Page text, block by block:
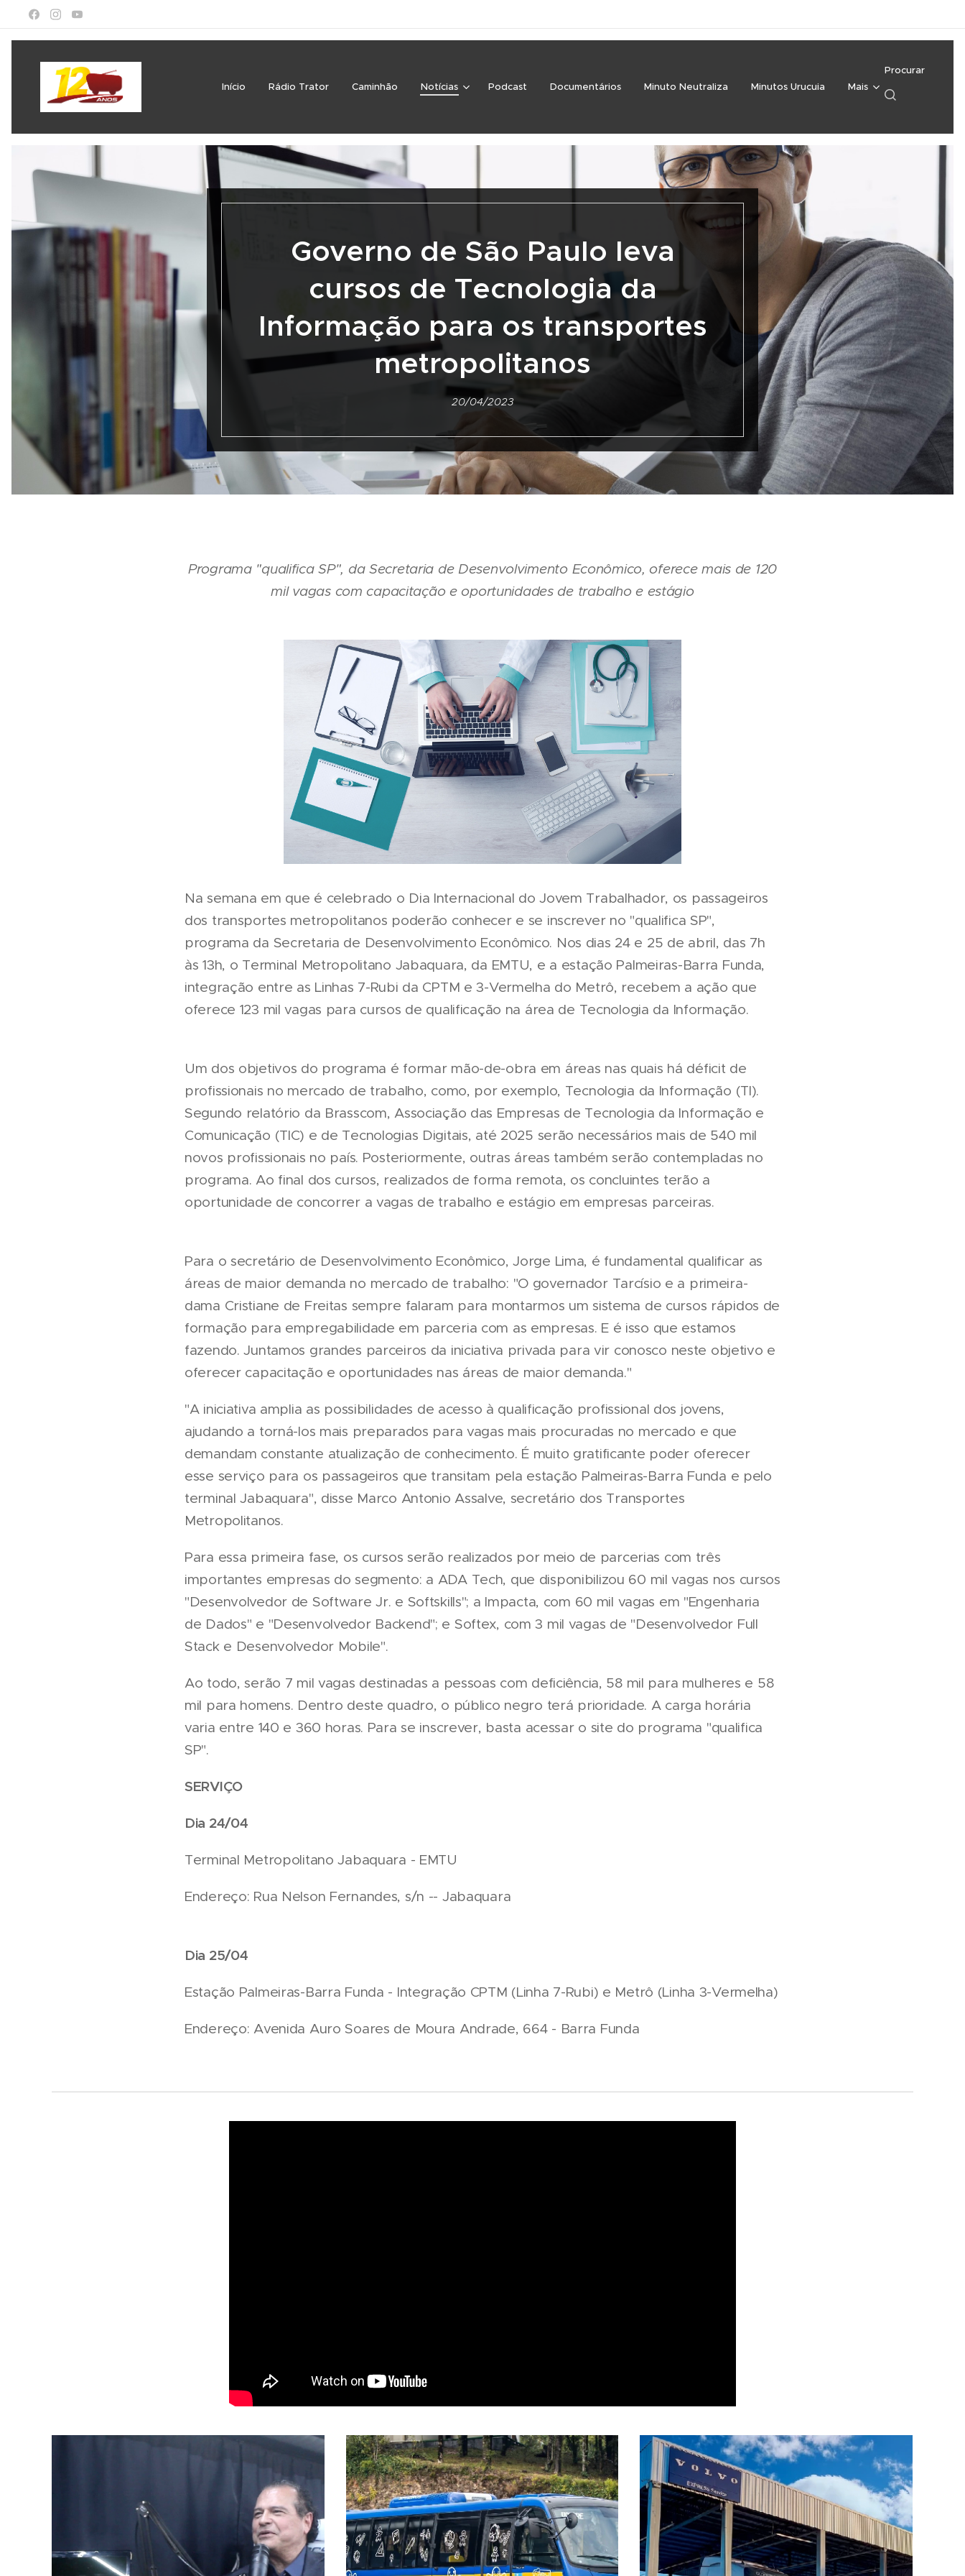
Início Rádio Trator Caminhão Notícias Podcast Documentários Minuto Neutraliza Minutos Urucuia Mais
Procurar
Governo de São Paulo leva
cursos de Tecnologia da
Informação para os transportes
metropolitanos
20/04/2023
Programa "qualifica SP", da Secretaria de Desenvolvimento Econômico, oferece mais de 120
mil vagas com capacitação e oportunidades de trabalho e estágio
Na semana em que é celebrado o Dia Internacional do Jovem Trabalhador, os passageiros
dos transportes metropolitanos poderão conhecer e se inscrever no "qualifica SP",
programa da Secretaria de Desenvolvimento Econômico. Nos dias 24 e 25 de abril, das 7h
às 13h, o Terminal Metropolitano Jabaquara, da EMTU, e a estação Palmeiras-Barra Funda,
integração entre as Linhas 7-Rubi da CPTM e 3-Vermelha do Metrô, recebem a ação que
oferece 123 mil vagas para cursos de qualificação na área de Tecnologia da Informação.
Um dos objetivos do programa é formar mão-de-obra em áreas nas quais há déficit de
profissionais no mercado de trabalho, como, por exemplo, Tecnologia da Informação (TI).
Segundo relatório da Brasscom, Associação das Empresas de Tecnologia da Informação e
Comunicação (TIC) e de Tecnologias Digitais, até 2025 serão necessários mais de 540 mil
novos profissionais no país. Posteriormente, outras áreas também serão contempladas no
programa. Ao final dos cursos, realizados de forma remota, os concluintes terão a
oportunidade de concorrer a vagas de trabalho e estágio em empresas parceiras.
Para o secretário de Desenvolvimento Econômico, Jorge Lima, é fundamental qualificar as
áreas de maior demanda no mercado de trabalho: "O governador Tarcísio e a primeira-
dama Cristiane de Freitas sempre falaram para montarmos um sistema de cursos rápidos de
formação para empregabilidade em parceria com as empresas. E é isso que estamos
fazendo. Juntamos grandes parceiros da iniciativa privada para vir conosco neste objetivo e
oferecer capacitação e oportunidades nas áreas de maior demanda."
"A iniciativa amplia as possibilidades de acesso à qualificação profissional dos jovens,
ajudando a torná-los mais preparados para vagas mais procuradas no mercado e que
demandam constante atualização de conhecimento. É muito gratificante poder oferecer
esse serviço para os passageiros que transitam pela estação Palmeiras-Barra Funda e pelo
terminal Jabaquara", disse Marco Antonio Assalve, secretário dos Transportes
Metropolitanos.
Para essa primeira fase, os cursos serão realizados por meio de parcerias com três
importantes empresas do segmento: a ADA Tech, que disponibilizou 60 mil vagas nos cursos
"Desenvolvedor de Software Jr. e Softskills"; a Impacta, com 60 mil vagas em "Engenharia
de Dados" e "Desenvolvedor Backend"; e Softex, com 3 mil vagas de "Desenvolvedor Full
Stack e Desenvolvedor Mobile".
Ao todo, serão 7 mil vagas destinadas a pessoas com deficiência, 58 mil para mulheres e 58
mil para homens. Dentro deste quadro, o público negro terá prioridade. A carga horária
varia entre 140 e 360 horas. Para se inscrever, basta acessar o site do programa "qualifica
SP".
SERVIÇO
Dia 24/04
Terminal Metropolitano Jabaquara - EMTU
Endereço: Rua Nelson Fernandes, s/n -- Jabaquara
Dia 25/04
Estação Palmeiras-Barra Funda - Integração CPTM (Linha 7-Rubi) e Metrô (Linha 3-Vermelha)
Endereço: Avenida Auro Soares de Moura Andrade, 664 - Barra Funda